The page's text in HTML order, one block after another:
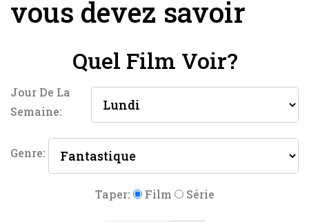
vous devez savoir
Quel Film Voir?
Jour De La
Semaine:
Genre:
Taper: Film Série